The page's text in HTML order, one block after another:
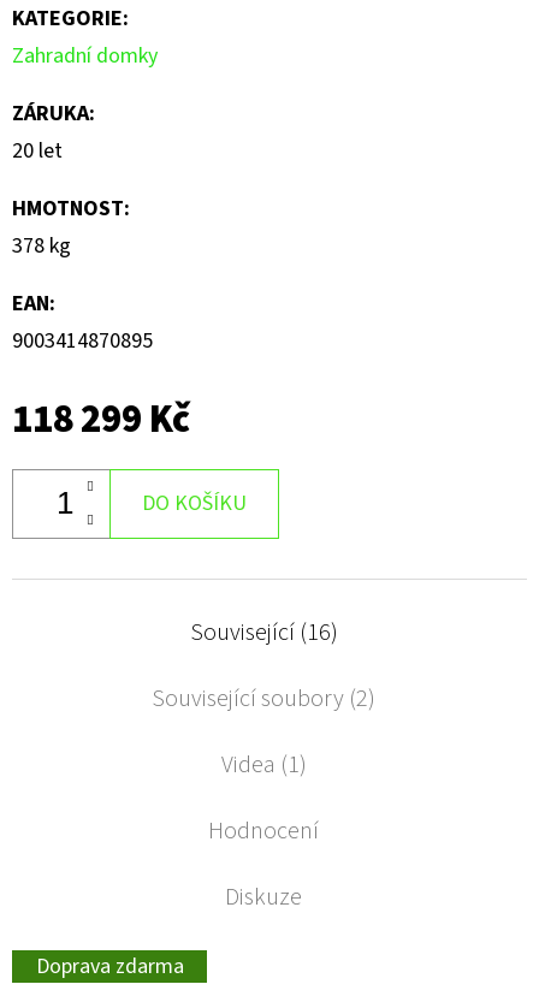
KATEGORIE:
Zahradní domky
ZÁRUKA:
20 let
HMOTNOST:
378 kg
EAN:
9003414870895
118 299 Kč
DO KOŠÍKU
Související (16)
Související soubory (2)
Videa (1)
Hodnocení
Diskuze
Doprava zdarma